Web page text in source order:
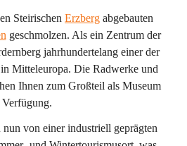
Steirischen Erzberg abgebauten
geschmolzen. Als ein Zentrum der
jahrhundertelang einer der
Mitteleuropa. Die Radwerke und
Ihnen zum Großteil als Museum
von einer industriell geprägten